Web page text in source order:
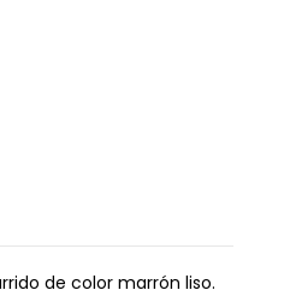
de color marrón liso.